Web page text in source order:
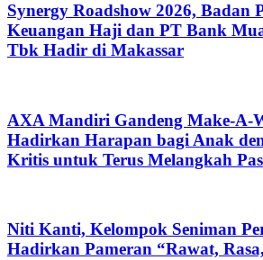
Synergy Roadshow 2026, Badan
Keuangan Haji dan PT Bank
Tbk Hadir di Makassar
AXA Mandiri Gandeng Make-A-
Hadirkan Harapan bagi Anak
Kritis untuk Terus Melangkah
Niti Kanti, Kelompok Seniman
Hadirkan Pameran “Rawat,